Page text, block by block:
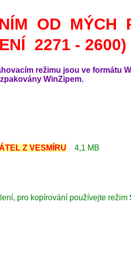
OD MÝCH
2271 - 2600)
režimu jsou ve formátu
WinZipem.
Z VESMÍRU 4,1 MB
pro kopírování používejte režim